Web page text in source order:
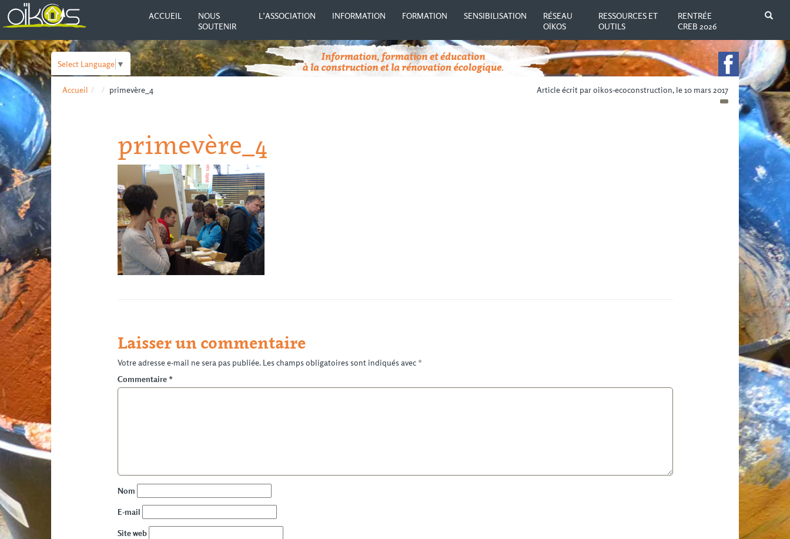
ACCUEIL
NOUS
SOUTENIR
L’ASSOCIATION INFORMATION FORMATION SENSIBILISATION
RÉSEAU
OÏKOS
RESSOURCES ET
OUTILS
RENTRÉE
CREB 2026
Select Language ▼
Accueil primevère_4 Article écrit par oikos-ecoconstruction, le 10 mars 2017
primevère_4
Laisser un commentaire
Votre adresse e-mail ne sera pas publiée. Les champs obligatoires sont indiqués avec *
Commentaire *
Nom
E-mail
Site web